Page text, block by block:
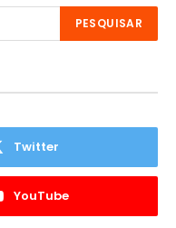
Twitter
YouTube